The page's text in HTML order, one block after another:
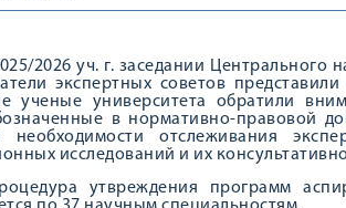
2026 уч. г. заседании Центрального
экспертных советов
ученые университета обратили
в нормативно-правовой
отслеживания
исследований и их
утвреждения программ